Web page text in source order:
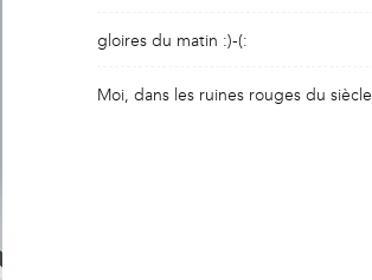
gloires du matin :)-(:
Moi, dans les ruines rouges du siècle